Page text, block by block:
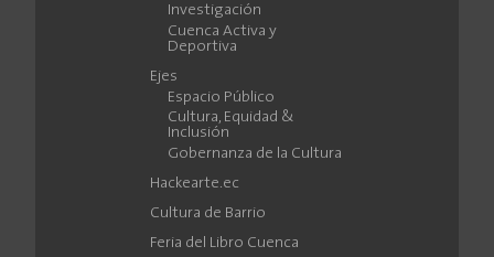
Investigación
Cuenca Activa y
Deportiva
Ejes
Espacio Público
Cultura, Equidad &
Inclusión
Gobernanza de la Cultura
Hackearte.ec
Cultura de Barrio
Feria del Libro Cuenca